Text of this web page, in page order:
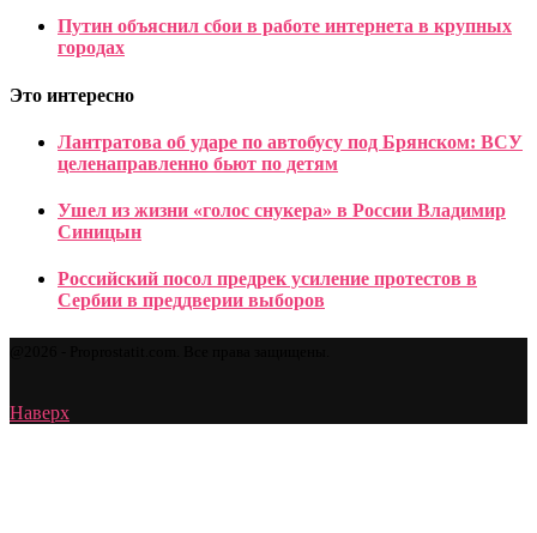
Путин объяснил сбои в работе интернета в крупных
городах
Это интересно
Лантратова об ударе по автобусу под Брянском: ВСУ
целенаправленно бьют по детям
Ушел из жизни «голос снукера» в России Владимир
Синицын
Российский посол предрек усиление протестов в
Сербии в преддверии выборов
Наверх